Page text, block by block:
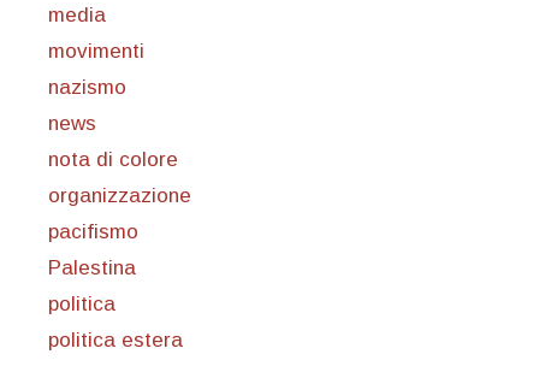
media
movimenti
nazismo
news
nota di colore
organizzazione
pacifismo
Palestina
politica
politica estera